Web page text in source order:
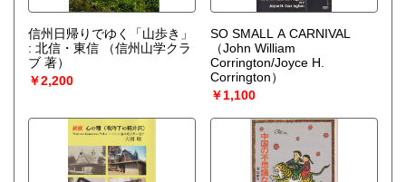
信州日帰りでゆく「山歩き」
: 北信・東信
（信州山学クラ
ブ 著）
￥2,200
SO SMALL A CARNIVAL
（John William
Corrington/Joyce H.
Corrington）
￥1,100